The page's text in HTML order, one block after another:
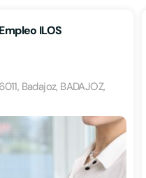
ILOS
Badajoz, BADAJOZ,